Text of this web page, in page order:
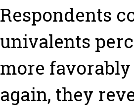
Respondents
univalents
more
again, they